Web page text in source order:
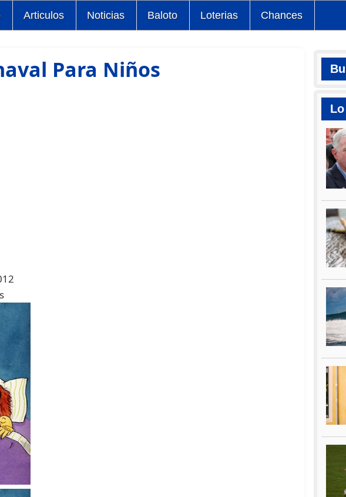
Articulos Noticias Baloto Loterias Chances
Para Niños